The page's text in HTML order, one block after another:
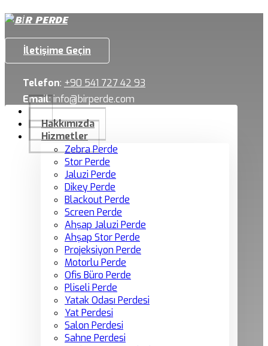
İletişime Geçin
Telefon: +90 541 727 42 93
Email:info@birperde.com
Hakkımızda
Hizmetler
Zebra Perde
Stor Perde
Jaluzi Perde
Dikey Perde
Blackout Perde
Screen Perde
Ahşap Jaluzi Perde
Ahşap Stor Perde
Projeksiyon Perde
Motorlu Perde
Ofis Büro Perde
Pliseli Perde
Yatak Odası Perdesi
Yat Perdesi
Salon Perdesi
Sahne Perdesi